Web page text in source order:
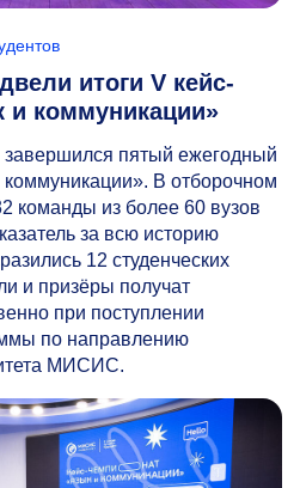
итоги V кейс-
и коммуникации»
пятый ежегодный
В отборочном
команды из более 60 вузов
за всю историю
12 студенческих
и призёры получат
при поступлении
по направлению
МИСИС.